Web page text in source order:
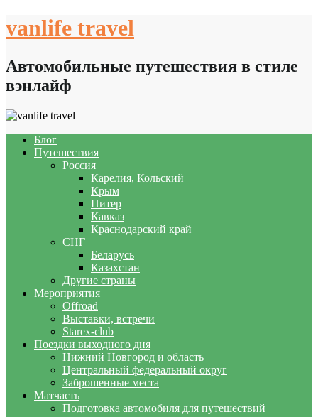
to
vanlife travel
Автомобильные путешествия в стиле
вэнлайф
Блог
Путешествия
Россия
Карелия, Кольский
Крым
Питер
Кавказ
Краснодарский край
СНГ
Беларусь
Казахстан
Другие страны
Мероприятия
Offroad
Выставки, встречи
Starex-club
Поездки выходного дня
Нижний Новгород и область
Центральный федеральный округ
Заброшенные места
Матчасть
Подготовка автомобиля для путешествий